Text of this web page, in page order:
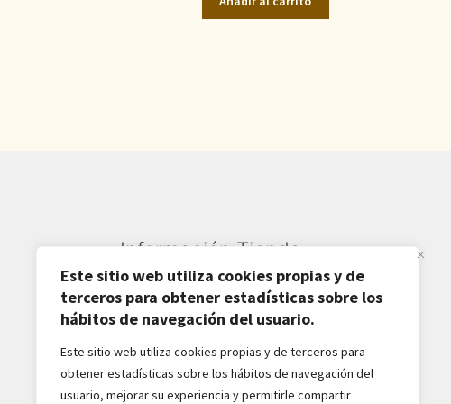
Este sitio web utiliza cookies propias y de
terceros para obtener estadísticas sobre los
hábitos de navegación del usuario.
Este sitio web utiliza cookies propias y de terceros para
obtener estadísticas sobre los hábitos de navegación del
usuario, mejorar su experiencia y permitirle compartir
era:
1.700,00€.
Información Tienda
Sardarán SL CIF: B82809781
Av. Pirineos 27, Nave 6
San Sebastián de los Reyes
28703-Madrid - España
916516162 - 628518856